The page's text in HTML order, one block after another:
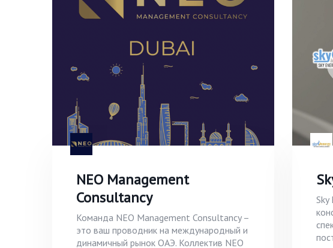
NEO Management
Consultancy
Команда NEO Management Consultancy –
это ваш проводник на международный и
динамичный рынок ОАЭ. Коллектив NEO
Sky